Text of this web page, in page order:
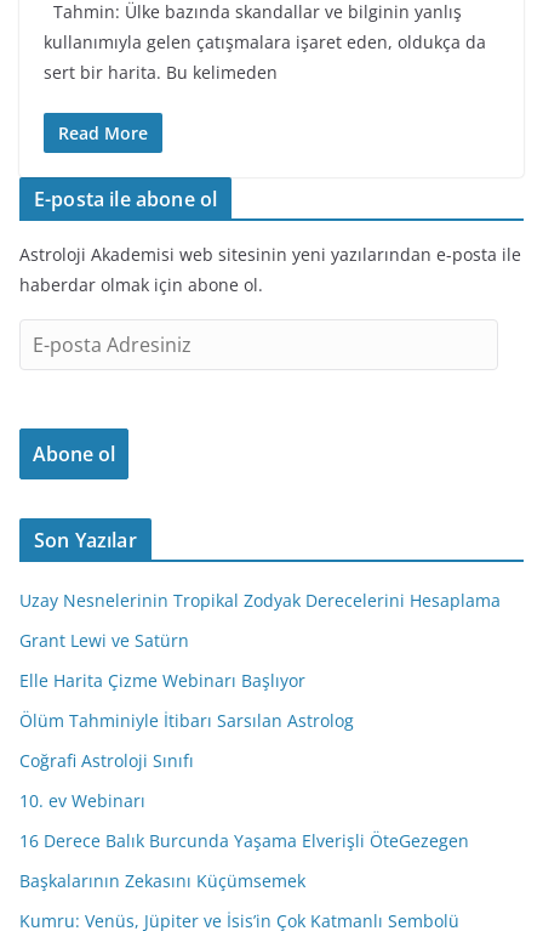
Tahmin: Ülke bazında skandallar ve bilginin yanlış
kullanımıyla gelen çatışmalara işaret eden, oldukça da
sert bir harita. Bu kelimeden
Read More
E-posta ile abone ol
Astroloji Akademisi web sitesinin yeni yazılarından e-posta ile
haberdar olmak için abone ol.
-
o
t
a
r
e
n
i
Abone ol
Son Yazılar
Uzay Nesnelerinin Tropikal Zodyak Derecelerini Hesaplama
Grant Lewi ve Satürn
Elle Harita Çizme Webinarı Başlıyor
Ölüm Tahminiyle İtibarı Sarsılan Astrolog
Coğrafi Astroloji Sınıfı
10. ev Webinarı
16 Derece Balık Burcunda Yaşama Elverişli ÖteGezegen
Başkalarının Zekasını Küçümsemek
Kumru: Venüs, Jüpiter ve İsis’in Çok Katmanlı Sembolü